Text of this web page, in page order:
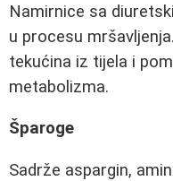
Namirnice sa
u procesu
tekućina iz tijela i
metabolizma.
Šparoge
Sadrže aspargin,